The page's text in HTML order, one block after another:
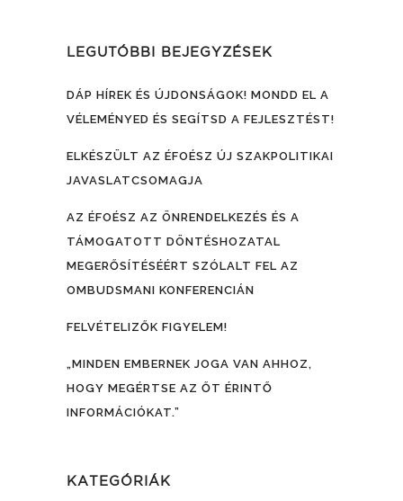
LEGUTÓBBI BEJEGYZÉSEK
DÁP HÍREK ÉS ÚJDONSÁGOK! MONDD EL A
VÉLEMÉNYED ÉS SEGÍTSD A FEJLESZTÉST!
ELKÉSZÜLT AZ ÉFOÉSZ ÚJ SZAKPOLITIKAI
JAVASLATCSOMAGJA
AZ ÉFOÉSZ AZ ÖNRENDELKEZÉS ÉS A
TÁMOGATOTT DÖNTÉSHOZATAL
MEGERŐSÍTÉSÉÉRT SZÓLALT FEL AZ
OMBUDSMANI KONFERENCIÁN
FELVÉTELIZŐK FIGYELEM!
„MINDEN EMBERNEK JOGA VAN AHHOZ,
HOGY MEGÉRTSE AZ ŐT ÉRINTŐ
INFORMÁCIÓKAT.”
KATEGÓRIÁK